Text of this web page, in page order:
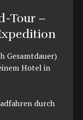
Tour –
Gesamtdauer)
Hotel in
durch